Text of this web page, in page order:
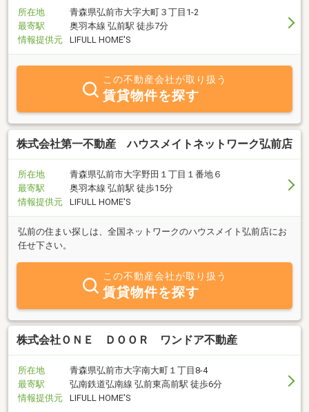
所在地
青森県弘前市大字大町３丁目1-2
最寄駅
奥羽本線 弘前駅 徒歩7分
情報提供元
LIFULL HOME'S
この不動産会社が取り扱う
賃貸物件を探す
株式会社第一不動産 ハウスメイトネットワーク弘前店
所在地
青森県弘前市大字野田１丁目１番地６
最寄駅
奥羽本線 弘前駅 徒歩15分
情報提供元
LIFULL HOME'S
弘前の住まい探しは、全国ネットワークのハウスメイト弘前店にお
任せ下さい。
この不動産会社が取り扱う
賃貸物件を探す
株式会社ＯＮＥ ＤＯＯＲ ワンドア不動産
所在地
青森県弘前市大字南大町１丁目8-4
最寄駅
弘南鉄道弘南線 弘前東高前駅 徒歩6分
情報提供元
LIFULL HOME'S